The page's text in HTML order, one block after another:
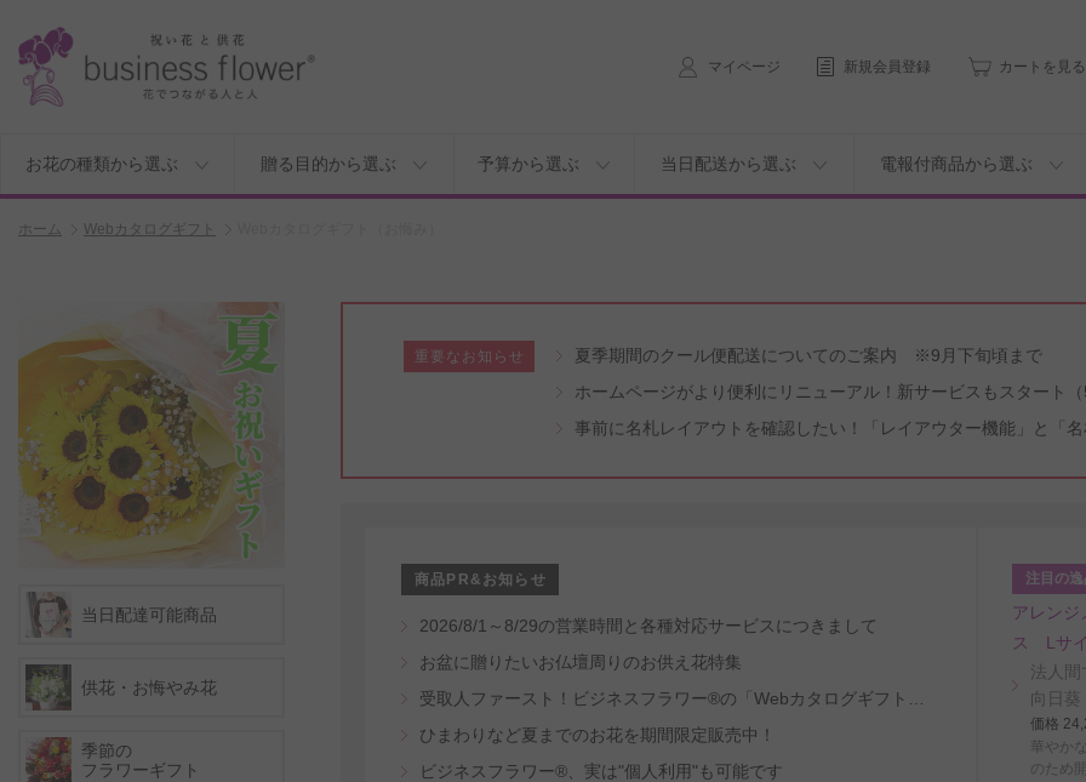
マイページ 新規会員登録 カートを見る
お花の種類から選ぶ 贈る目的から選ぶ 予算から選ぶ 当日配送から選ぶ 電報付商品から選ぶ
ホーム Webカタログギフト
重要なお知らせ
夏季期間のクール便配送についてのご案内 ※9月下旬頃まで
ホームページがより便利にリニューアル！新サービスもスタート
事前に名札レイアウトを確認したい！「レイアウター機能」と「
商品PR&お知らせ
2026/8/1～8/29の営業時間と各種対応サービスにつきまして
お盆に贈りたいお仏壇周りのお供え花特集
ひまわりなど夏までのお花を期間限定販売中！
ビジネスフラワー®、実は"個人利用"も可能です
注目の
アレン
ス Lサ
法人
向日
価格
華やか
のため
当日配達可能商品
供花・お悔やみ花
季節の
フラワーギフト